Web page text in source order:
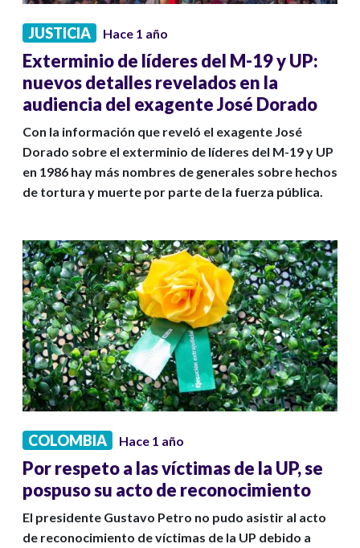
JUSTICIA Hace 1 año
Exterminio de líderes del M-19 y UP:
nuevos detalles revelados en la
audiencia del exagente José Dorado
Con la información que reveló el exagente José
Dorado sobre el exterminio de líderes del M-19 y UP
en 1986 hay más nombres de generales sobre hechos
de tortura y muerte por parte de la fuerza pública.
COLOMBIA Hace 1 año
Por respeto a las víctimas de la UP, se
pospuso su acto de reconocimiento
El presidente Gustavo Petro no pudo asistir al acto
de reconocimiento de víctimas de la UP debido a